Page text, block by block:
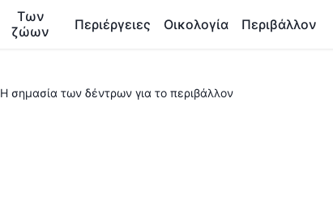
Των
ζώων
Περιέργειες Οικολογία Περιβάλλον
Η σημασία των δέντρων για το περιβάλλον